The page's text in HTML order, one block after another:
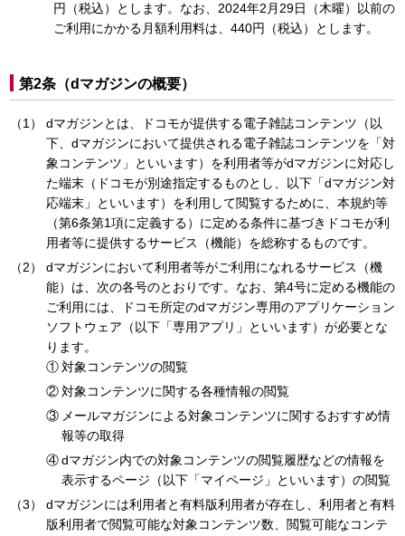
円（税込）とします。なお、2024年2月29日（木曜）以前の
ご利用にかかる月額利用料は、440円（税込）とします。
第2条（dマガジンの概要）
dマガジンとは、ドコモが提供する電子雑誌コンテンツ（以
下、dマガジンにおいて提供される電子雑誌コンテンツを「対
象コンテンツ」といいます）を利用者等がdマガジンに対応し
た端末（ドコモが別途指定するものとし、以下「dマガジン対
応端末」といいます）を利用して閲覧するために、本規約等
（第6条第1項に定義する）に定める条件に基づきドコモが利
用者等に提供するサービス（機能）を総称するものです。
dマガジンにおいて利用者等がご利用になれるサービス（機
能）は、次の各号のとおりです。なお、第4号に定める機能の
ご利用には、ドコモ所定のdマガジン専用のアプリケーション
ソフトウェア（以下「専用アプリ」といいます）が必要とな
ります。
対象コンテンツの閲覧
対象コンテンツに関する各種情報の閲覧
メールマガジンによる対象コンテンツに関するおすすめ情
報等の取得
dマガジン内での対象コンテンツの閲覧履歴などの情報を
表示するページ（以下「マイページ」といいます）の閲覧
dマガジンには利用者と有料版利用者が存在し、利用者と有料
版利用者で閲覧可能な対象コンテンツ数、閲覧可能なコンテ